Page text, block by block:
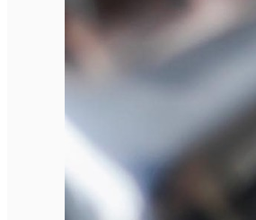
English
Închirieri biciclete
Taxi
Încărcare vehicule electrice